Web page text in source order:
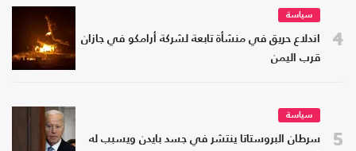
4
سياسة
اندلاع حريق في منشأة تابعة لشركة أرامكو في جازان
قرب اليمن
5
سياسة
سرطان البروستاتا ينتشر في جسد بايدن ويسبب له